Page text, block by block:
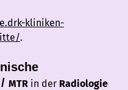
kliniken-
.
MTR in der Radiologie